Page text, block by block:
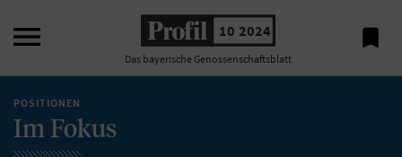
 10 2024
Das bayerische Genossenschaftsblatt

POSITIONEN
Im Fokus